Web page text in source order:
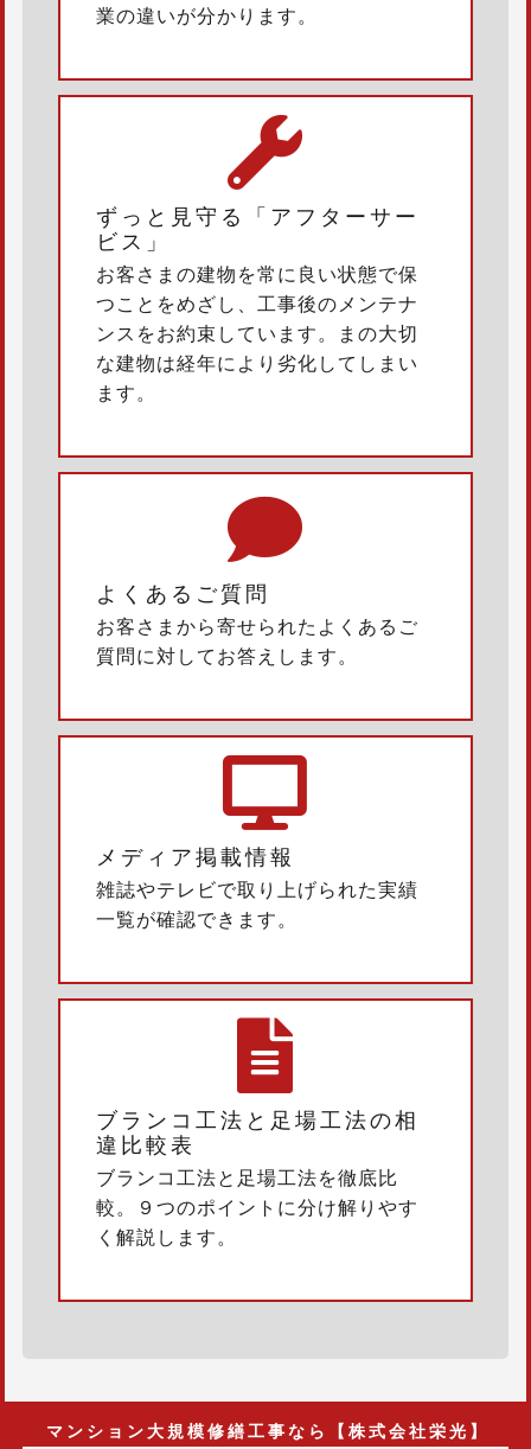
業の違いが分かります。
ずっと見守る「アフターサー
ビス」
お客さまの建物を常に良い状態で保
つことをめざし、工事後のメンテナ
ンスをお約束しています。まの大切
な建物は経年により劣化してしまい
ます。
よくあるご質問
お客さまから寄せられたよくあるご
質問に対してお答えします。
メディア掲載情報
雑誌やテレビで取り上げられた実績
一覧が確認できます。
ブランコ工法と足場工法の相
違比較表
ブランコ工法と足場工法を徹底比
較。９つのポイントに分け解りやす
く解説します。
マンション大規模修繕工事なら【株式会社栄光】